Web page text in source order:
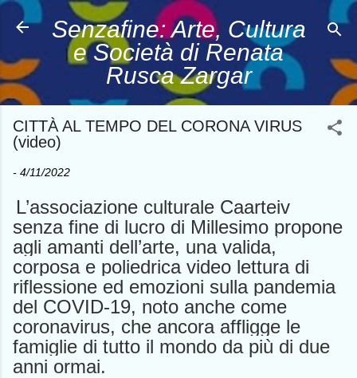
Passa ai contenuti principali
Senzafine: Arte, Cultura
e Società di Renata
Rusca Zargar
CITTÀ AL TEMPO DEL CORONA VIRUS
(video)
- 4/11/2022
L’associazione culturale Caarteiv
senza fine di lucro di Millesimo propone
agli amanti dell’arte, una valida,
corposa e poliedrica video lettura di
riflessione ed emozioni sulla pandemia
del COVID-19, noto anche come
coronavirus, che ancora affligge le
famiglie di tutto il mondo da più di due
anni ormai.